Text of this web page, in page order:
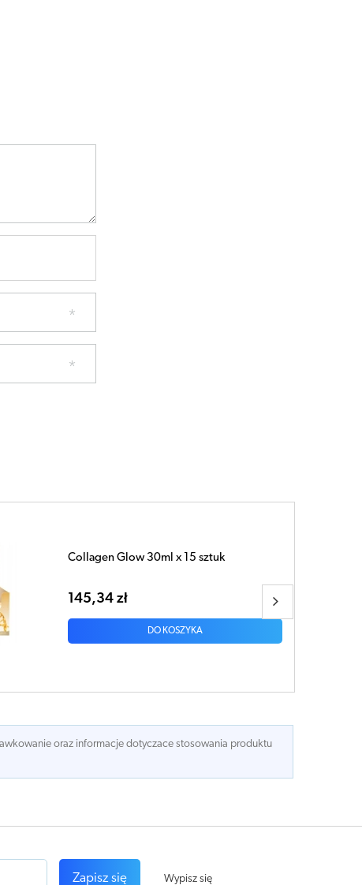
Collagen 15 000mg shot x 1 sztuka
oraz informacje dotyczace stosowania produktu
Zapisz się Wypisz się